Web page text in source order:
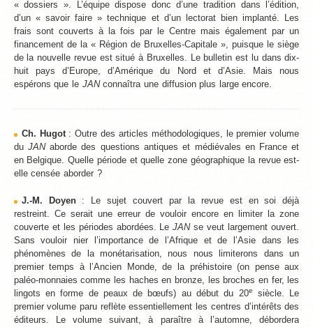
« dossiers ». L’équipe dispose donc d’une tradition dans l’édition,
d’un « savoir faire » technique et d’un lectorat bien implanté. Les
frais sont couverts à la fois par le Centre mais également par un
financement de la « Région de Bruxelles-Capitale », puisque le siège
de la nouvelle revue est situé à Bruxelles. Le bulletin est lu dans dix-
huit pays d’Europe, d’Amérique du Nord et d’Asie. Mais nous
espérons que le JANconnaîtra une diffusion plus large encore.
Ch. Hugot: Outre des articles méthodologiques, le premier volume
du JANaborde des questions antiques et médiévales en France et
en Belgique. Quelle période et quelle zone géographique la revue est-
elle censée aborder ?
J.-M. Doyen: Le sujet couvert par la revue est en soi déjà
restreint. Ce serait une erreur de vouloir encore en limiter la zone
couverte et les périodes abordées. LeJANse veut largement ouvert.
Sans vouloir nier l’importance de l’Afrique et de l’Asie dans les
phénomènes de la monétarisation, nous nous limiterons dans un
premier temps à l’Ancien Monde, de la préhistoire (on pense aux
paléo-monnaies comme les haches en bronze, les broches en fer, les
lingots en forme de peaux de bœufs) au début du 20e
siècle. Le
premier volume paru reflète essentiellement les centres d’intérêts des
éditeurs. Le volume suivant, à paraître à l’automne, débordera